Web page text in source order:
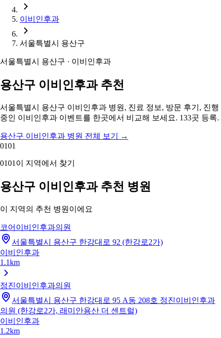
이비인후과
서울특별시 용산구
서울특별시 용산구 · 이비인후과
용산구 이비인후과 추천
서울특별시 용산구 이비인후과 병원, 진료 정보, 방문 후기, 진행
중인 이비인후과 이벤트를 한곳에서 비교해 보세요. 133곳 등록.
용산구 이비인후과 병원 전체 보기
→
0101
0101 이 지역에서 찾기
용산구 이비인후과 추천 병원
이 지역의 추천 병원이에요
코어이비인후과의원
서울특별시 용산구 한강대로 92 (한강로2가)
이비인후과
1.1km
정진이비인후과의원
서울특별시 용산구 한강대로 95 A동 208호 정진이비인후과
의원 (한강로2가, 래미안용산 더 센트럴)
이비인후과
1.2km